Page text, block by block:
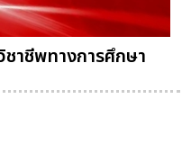
าชีพทางการศึกษา